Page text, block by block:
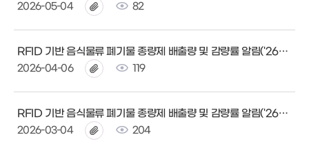
2026-05-04 82
RFID 기반 음식물류 폐기물 종량제 배출량 및 감량률 알림('26년 3월)
2026-04-06 119
RFID 기반 음식물류 폐기물 종량제 배출량 및 감량률 알림('26년 2월)
2026-03-04 204